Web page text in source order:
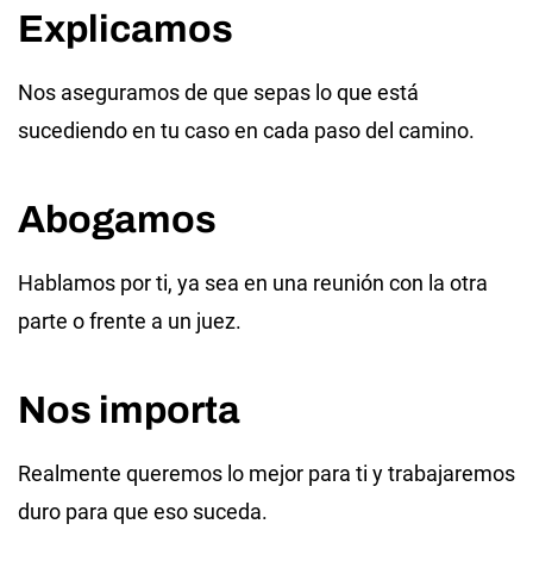
Explicamos
Nos aseguramos de que sepas lo que está
sucediendo en tu caso en cada paso del camino.
Abogamos
Hablamos por ti, ya sea en una reunión con la otra
parte o frente a un juez.
Nos importa
Realmente queremos lo mejor para ti y trabajaremos
duro para que eso suceda.